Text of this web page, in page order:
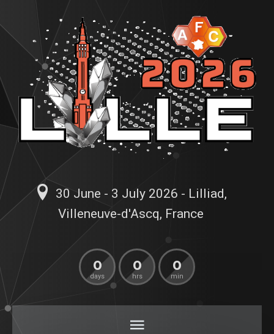
30 June - 3 July 2026 - Lilliad,
Villeneuve-d'Ascq, France
0
days
0
hrs
0
min